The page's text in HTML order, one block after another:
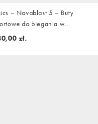
– Novablast 5 – Buty
do biegania w
różu
zł.